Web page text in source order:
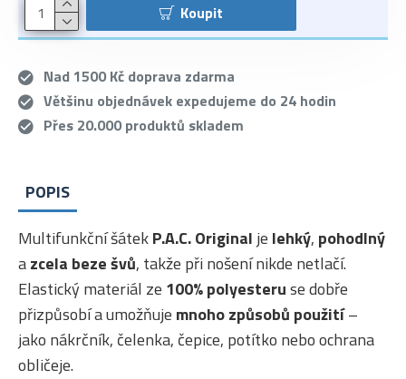
Koupit
Nad 1500 Kč doprava zdarma
Většinu objednávek expedujeme do 24 hodin
Přes 20.000 produktů skladem
POPIS
Multifunkční šátekP.A.C. Original je lehký, pohodlný
azcela beze švů, takže při nošení nikde netlačí.
Elastický materiál ze 100% polyesteruse dobře
přizpůsobí a umožňuje mnoho způsobů použití–
jako nákrčník, čelenka, čepice, potítko nebo ochrana
obličeje.